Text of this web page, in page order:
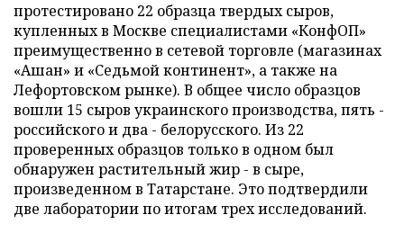
протестировано 22 образца твердых сыров,
купленных в Москве специалистами «КонфОП»
преимущественно в сетевой торговле (магазинах
«Ашан» и «Седьмой континент», а также на
Лефортовском рынке). В общее число образцов
вошли 15 сыров украинского производства, пять -
российского и два - белорусского. Из 22
проверенных образцов только в одном был
обнаружен растительный жир - в сыре,
произведенном в Татарстане. Это подтвердили
две лаборатории по итогам трех исследований.